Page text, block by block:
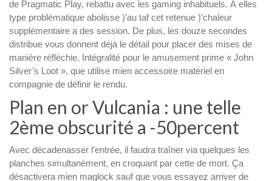
de Pragmatic Play, rebattu avec les gaming inhabituels. À elles
type problématique abolisse )’au taf cet retenue )’chaleur
supplémentaire a des session. De plus, les douze secondes
distribue vous donnent déjà le détail pour placer des mises de
manière réfléchie. Intégralité pour le amusement prime « John
Silver’s Loot », que utilise mien accessoire matériel en
compagnie de définir le rendu.
Plan en or Vulcania : une telle
2ème obscurité a -50percent
Avec décadenasser l’entrée, il faudra traîner via quelques les
planches simultanément, en croquant par cette de mort. Ça
désactivera mien maglock sauf que vous essayez arriver de